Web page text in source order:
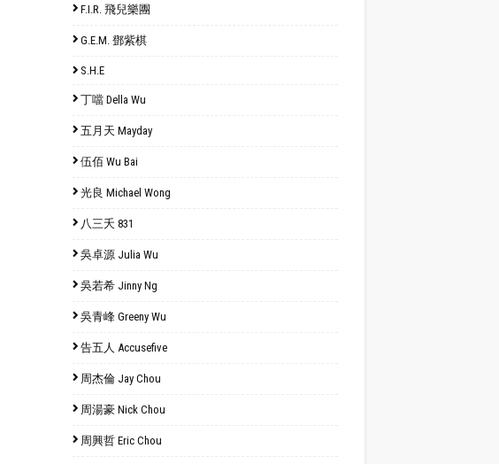
F.I.R. 飛兒樂團
G.E.M. 鄧紫棋
S.H.E
丁噹 Della Wu
五月天 Mayday
伍佰 Wu Bai
光良 Michael Wong
八三夭 831
吳卓源 Julia Wu
吳若希 Jinny Ng
吳青峰 Greeny Wu
告五人 Accusefive
周杰倫 Jay Chou
周湯豪 Nick Chou
周興哲 Eric Chou